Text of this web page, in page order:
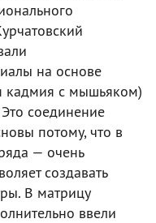
на основе
кадмия с мышьяком)
соединение
потому, что в
— очень
создавать
В матрицу
ввели